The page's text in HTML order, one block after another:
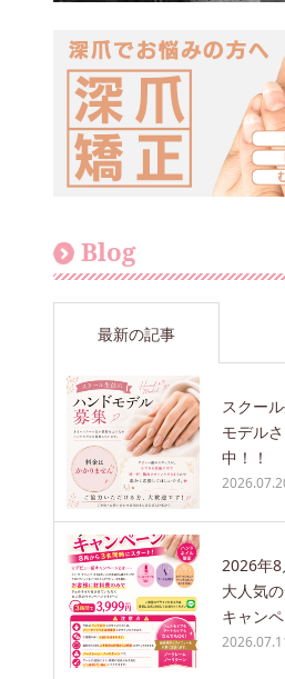
Blog
最新の記事
スクー
モデル
中！！
2026年8
大人気
キャン